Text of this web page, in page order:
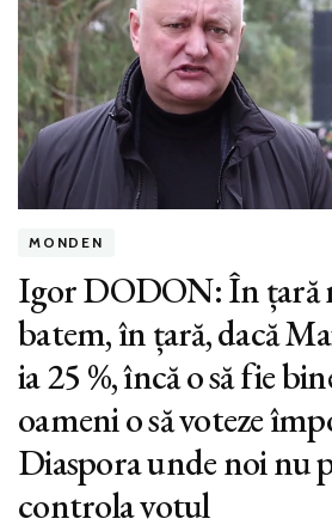
MONDEN
Igor DODON: În țară
batem, în țară, dacă
ia 25 %, încă o să fie
oameni o să voteze
Diaspora unde noi nu
controla votul